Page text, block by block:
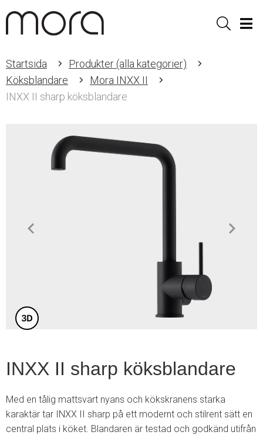
Sök
Startsida
Produkter (alla kategorier)
Köksblandare
Mora INXX II
INXX II sharp köksblandare
INXX II sharp köksblandare
Med en tålig mattsvart nyans och kökskranens starka
karaktär tar INXX II sharp på ett modernt och stilrent sätt en
central plats i köket. Blandaren är testad och godkänd utifrån